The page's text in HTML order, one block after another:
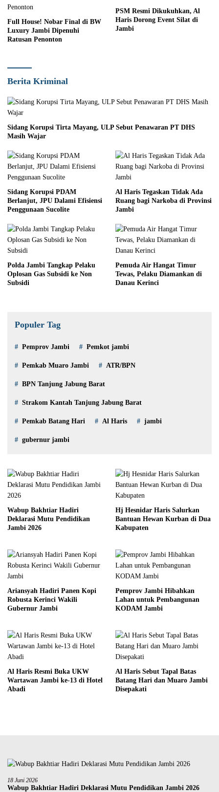
Full House! Nobar Final di BW
Luxury Jambi Dipenuhi
Ratusan Penonton
PSM Resmi Dikukuhkan, Al
Haris Dorong Event Silat di
Jambi
Berita Kriminal
Sidang Korupsi Tirta Mayang, ULP Sebut Penawaran PT DHS
Masih Wajar
Sidang Korupsi PDAM
Berlanjut, JPU Dalami Efisiensi
Penggunaan Sucolite
Al Haris Tegaskan Tidak Ada
Ruang bagi Narkoba di Provinsi
Jambi
Polda Jambi Tangkap Pelaku
Oplosan Gas Subsidi ke Non
Subsidi
Pemuda Air Hangat Timur
Tewas, Pelaku Diamankan di
Danau Kerinci
Populer Tag
Pemprov Jambi Pemkot jambi
Pemkab Muaro Jambi ATR/BPN
BPN Tanjung Jabung Barat
Strakom Kantah Tanjung Jabung Barat
Pemkab Batang Hari Al Haris jambi
gubernur jambi
Wabup Bakhtiar Hadiri
Deklarasi Mutu Pendidikan
Jambi 2026
Hj Hesnidar Haris Salurkan
Bantuan Hewan Kurban di Dua
Kabupaten
Ariansyah Hadiri Panen Kopi
Robusta Kerinci Wakili
Gubernur Jambi
Pemprov Jambi Hibahkan
Lahan untuk Pembangunan
KODAM Jambi
Al Haris Resmi Buka UKW
Wartawan Jambi ke-13 di Hotel
Abadi
Al Haris Sebut Tapal Batas
Batang Hari dan Muaro Jambi
Disepakati
18 Juni 2026
Wabup Bakhtiar Hadiri Deklarasi Mutu Pendidikan Jambi 2026